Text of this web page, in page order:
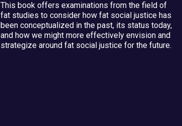
This book offers examinations from the field of
fat studies to consider how fat social justice has
been conceptualized in the past, its status today,
and how we might more effectively envision and
strategize around fat social justice for the future.